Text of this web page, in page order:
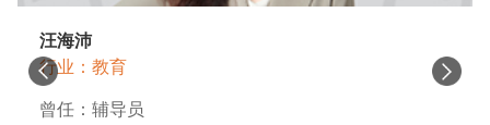
汪海沛
行业：教育
曾任：辅导员